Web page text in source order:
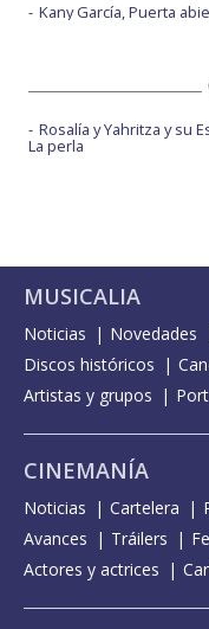
Kany García, Puerta
Rosalía y Yahritza y su
La perla
MUSICALIA
Noticias Novedades
Discos históricos
Artistas y grupos
CINEMANÍA
Noticias Cartelera
Avances
Tráilers
Actores y actrices